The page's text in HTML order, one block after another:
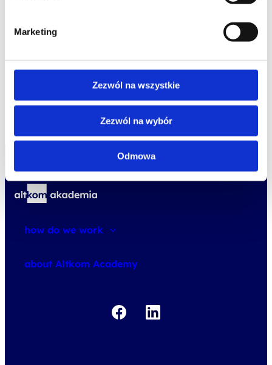
Marketing
Zezwól na wszystkie
Zezwól na wybór
Odmowa
SHOW MORE (130)
how do we work
about Altkom Academy